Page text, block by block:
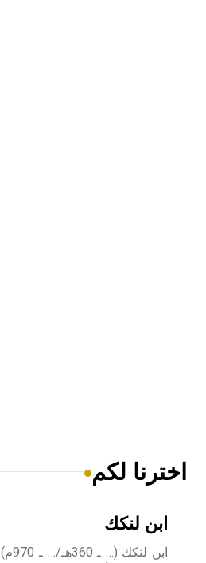
اخترنا لكم
ابن لنكك